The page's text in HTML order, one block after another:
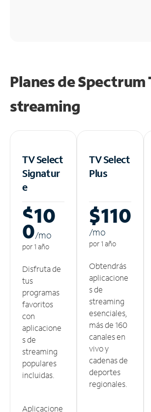
Planes de Spectrum
streaming
TV Select
Signatur
e
$10
0/mo
por 1 año
Disfruta de
tus
programas
favoritos
con
aplicacione
s de
streaming
populares
incluidas.
Aplicacione
TV Select
Plus
$110
/mo
por 1 año
Obtendrás
aplicacione
s de
streaming
esenciales,
más de 160
canales en
vivo y
cadenas de
deportes
regionales.